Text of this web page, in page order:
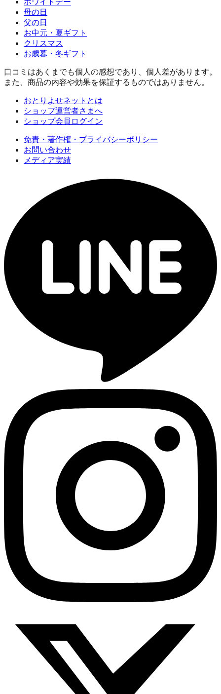
母の日
父の日
お中元・夏ギフト
クリスマス
お歳暮・冬ギフト
口コミはあくまでも個人の感想であり、個人差があります。
また、商品の内容や効果を保証するものではありません。
おとりよせネットとは
ショップ運営者さまへ
ショップ会員ログイン
免責・著作権・プライバシーポリシー
お問い合わせ
メディア実績